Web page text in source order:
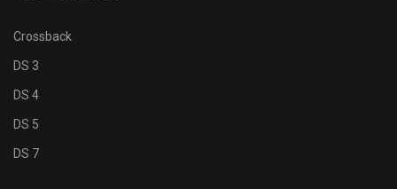
Crossback
DS 3
DS 4
DS 5
DS 7